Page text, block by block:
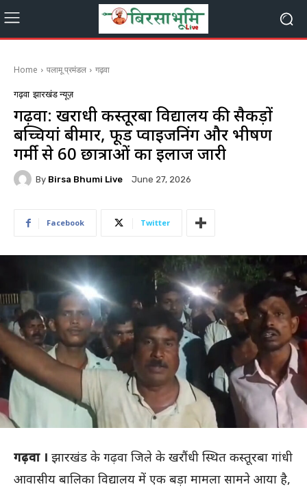
Home पलामू प्रमंडल गढ़वा
गढ़वा झारखंड न्यूज़
गढ़वा: खरौंधी कस्तूरबा विद्यालय की सैकड़ों
बच्चियां बीमार, फूड प्वाइजनिंग और भीषण
गर्मी से 60 छात्राओं का इलाज जारी
By Birsa Bhumi Live June 27, 2026
Facebook Twitter
गढ़वा । झारखंड के गढ़वा जिले के खरौंधी स्थित कस्तूरबा गांधी
आवासीय बालिका विद्यालय में एक बड़ा मामला सामने आया है,